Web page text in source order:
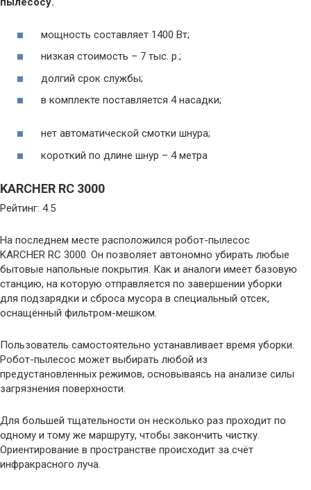
мощность составляет 1400 Вт;
низкая стоимость – 7 тыс. р.;
долгий срок службы;
в комплекте поставляется 4 насадки;
нет автоматической смотки шнура;
короткий по длине шнур – 4 метра
KARCHER RC 3000
Рейтинг: 4.5
На последнем месте расположился робот-пылесос
KARCHER RC 3000. Он позволяет автономно убирать любые
бытовые напольные покрытия. Как и аналоги имеет базовую
станцию, на которую отправляется по завершении уборки
для подзарядки и сброса мусора в специальный отсек,
оснащённый фильтром-мешком.
Пользователь самостоятельно устанавливает время уборки.
Робот-пылесос может выбирать любой из
предустановленных режимов, основываясь на анализе силы
загрязнения поверхности.
Для большей тщательности он несколько раз проходит по
одному и тому же маршруту, чтобы закончить чистку.
Ориентирование в пространстве происходит за счёт
инфракрасного луча.